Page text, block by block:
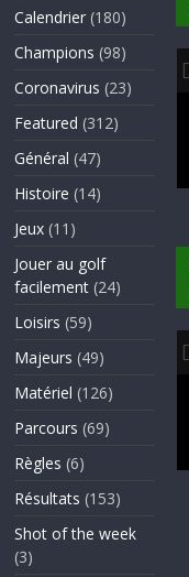
Calendrier (180)
Champions (98)
Coronavirus (23)
Featured (312)
Général (47)
Histoire (14)
Jeux (11)
Jouer au golf
facilement (24)
Loisirs (59)
Majeurs (49)
Matériel (126)
Parcours (69)
Règles (6)
Résultats (153)
Shot of the week
(3)